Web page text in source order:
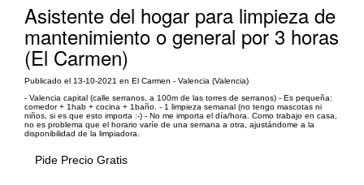
Asistente del hogar para limpieza de
mantenimiento o general por 3 horas
(El Carmen)
Publicado el 13-10-2021 en El Carmen - Valencia (Valencia)
- Valencia capital (calle serranos, a 100m de las torres de serranos) - Es pequeña:
comedor + 1hab + cocina + 1baño. - 1 limpieza semanal (no tengo mascotas ni
niños, si es que esto importa :-) - No me importa el día/hora. Como trabajo en casa,
no es problema que el horario varíe de una semana a otra, ajustándome a la
disponibilidad de la limpiadora.
Pide Precio Gratis